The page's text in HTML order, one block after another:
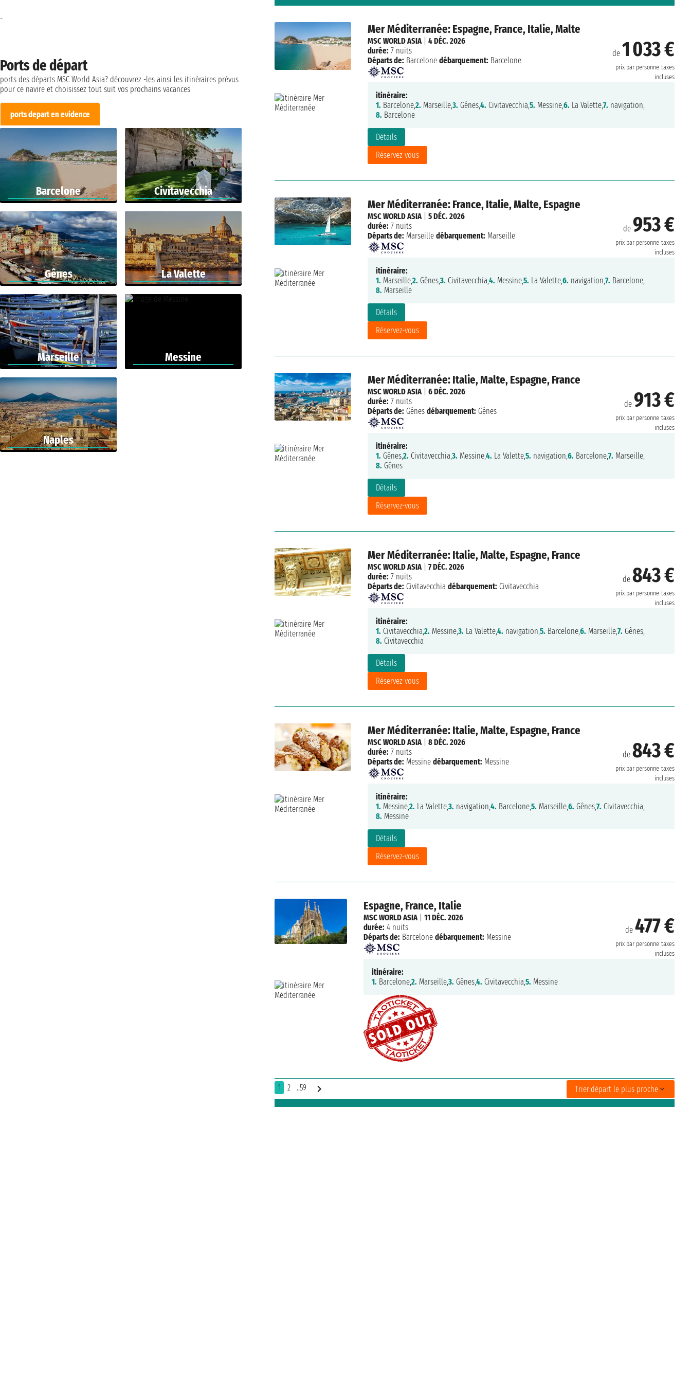
Mer Méditerranée: Espagne, France, Italie, Malte
de 1 033 €
prix par personne taxes
incluses
Détails
Réservez-vous
MSC WORLD ASIA| 4 DÉC. 2026
durée: 7 nuits
Départs de: Barcelone débarquement: Barcelone
itinéraire:
1. Barcelone,2. Marseille,3. Gênes,4. Civitavecchia,5. Messine,6. La Valette,7. navigation,
8. Barcelone
Mer Méditerranée: France, Italie, Malte, Espagne
de 953 €
prix par personne taxes
incluses
Détails
Réservez-vous
MSC WORLD ASIA| 5 DÉC. 2026
durée: 7 nuits
Départs de: Marseille débarquement: Marseille
itinéraire:
1. Marseille,2. Gênes,3. Civitavecchia,4. Messine,5. La Valette,6. navigation,7. Barcelone,
8. Marseille
Mer Méditerranée: Italie, Malte, Espagne, France
de 913 €
prix par personne taxes
incluses
Détails
Réservez-vous
MSC WORLD ASIA| 6 DÉC. 2026
durée: 7 nuits
Départs de: Gênes débarquement: Gênes
itinéraire:
1. Gênes,2. Civitavecchia,3. Messine,4. La Valette,5. navigation,6. Barcelone,7. Marseille,
8. Gênes
Mer Méditerranée: Italie, Malte, Espagne, France
de 843 €
prix par personne taxes
incluses
Détails
Réservez-vous
MSC WORLD ASIA| 7 DÉC. 2026
durée: 7 nuits
Départs de: Civitavecchia débarquement: Civitavecchia
itinéraire:
1. Civitavecchia,2. Messine,3. La Valette,4. navigation,5. Barcelone,6. Marseille,7. Gênes,
8. Civitavecchia
Mer Méditerranée: Italie, Malte, Espagne, France
de 843 €
prix par personne taxes
incluses
Détails
Réservez-vous
MSC WORLD ASIA| 8 DÉC. 2026
durée: 7 nuits
Départs de: Messine débarquement: Messine
itinéraire:
1. Messine,2. La Valette,3. navigation,4. Barcelone,5. Marseille,6. Gênes,7. Civitavecchia,
8. Messine
Espagne, France, Italie
de 477 €
prix par personne taxes
incluses
MSC WORLD ASIA|11 DÉC. 2026
durée: 4 nuits
Départs de: Barcelone débarquement: Messine
itinéraire:
1. Barcelone,2. Marseille,3. Gênes,4. Civitavecchia,5. Messine
1 2 ..59 Trier:départ le plus proche
Ports de départ
ports des départs MSC World Asia? découvrez -les ainsi les itinéraires prévus
pour ce navire et choisissez tout suit vos prochains vacances
ports depart en evidence
Barcelone Civitavecchia
Gênes La Valette
Marseille Messine
Naples
-